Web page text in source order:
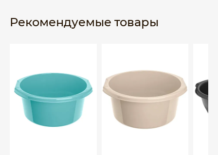
Рекомендуемые товары